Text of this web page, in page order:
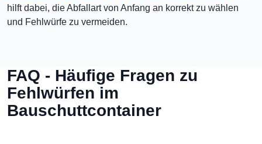
hilft dabei, die Abfallart von Anfang an korrekt zu wählen
und Fehlwürfe zu vermeiden.
FAQ - Häufige Fragen zu
Fehlwürfen im
Bauschuttcontainer